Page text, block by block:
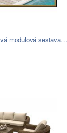
modulová sestava…